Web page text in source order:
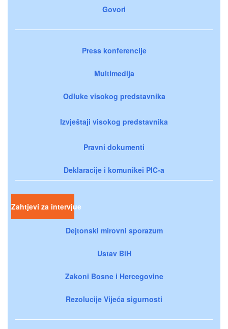
Govori
Press konferencije
Multimedija
Odluke visokog predstavnika
Izvještaji visokog predstavnika
Pravni dokumenti
Deklaracije i komunikei PIC-a
Zahtjevi za intervjue
Dejtonski mirovni sporazum
Ustav BiH
Zakoni Bosne i Hercegovine
Rezolucije Vijeća sigurnosti